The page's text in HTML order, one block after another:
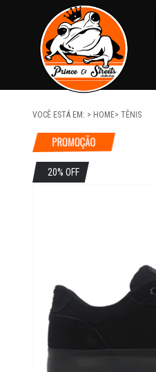
VOCÊ ESTÁ EM: HOME TÊNIS
20% OFF